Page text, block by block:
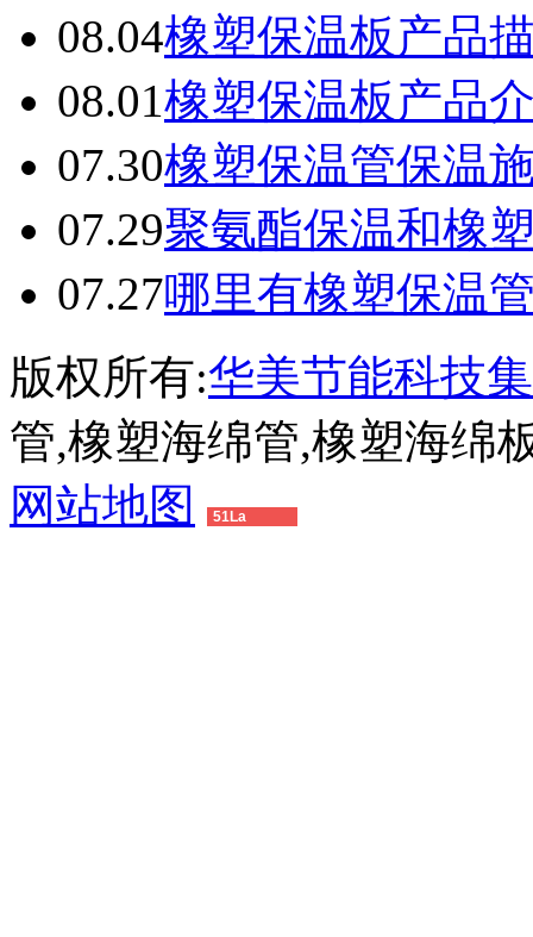
08.04橡塑保温板产品
08.01橡塑保温板产品
07.30橡塑保温管保温
07.29聚氨酯保温和橡
07.27哪里有橡塑保温
版权所有:华美节能科技
管,橡塑海绵管,橡塑海绵
网站地图
51La